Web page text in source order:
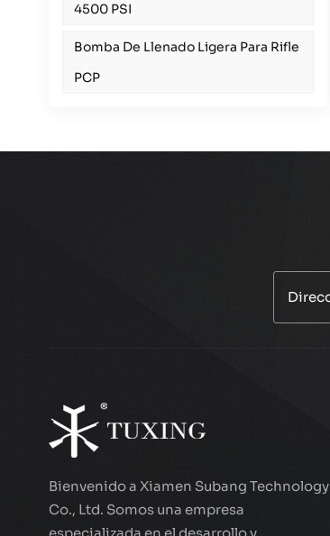
4500 PSI
Bomba De Llenado Ligera Para Rifle
PCP
Bienvenido a Xiamen Subang Technology
Co., Ltd. Somos una empresa